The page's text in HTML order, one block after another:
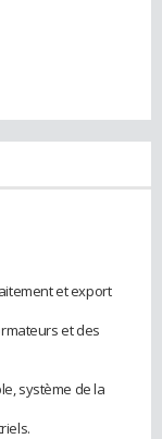
et export
et des
système de la